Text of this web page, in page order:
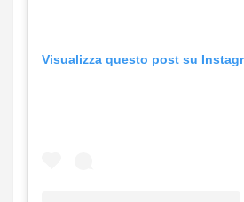
Visualizza questo post su